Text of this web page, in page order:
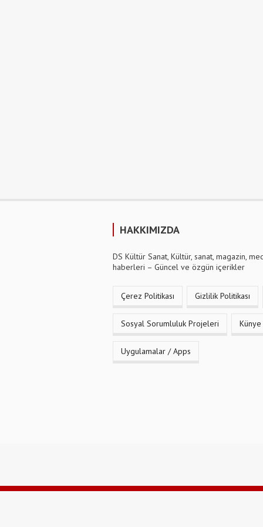
HAKKIMIZDA
DS Kültür Sanat, Kültür, sanat, magazin,
haberleri – Güncel ve özgün içerikler
Çerez Politikası Gizlilik Politikası
Sosyal Sorumluluk Projeleri Künye
Uygulamalar / Apps